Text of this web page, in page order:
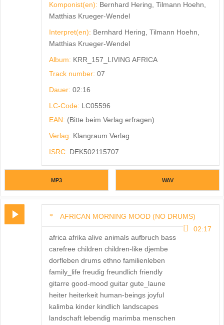
Komponist(en): Bernhard Hering, Tilmann Hoehn,
Matthias Krueger-Wendel
Interpret(en): Bernhard Hering, Tilmann Hoehn,
Matthias Krueger-Wendel
Album: KRR_157_LIVING AFRICA
Track number: 07
Dauer: 02:16
LC-Code: LC05596
EAN: (Bitte beim Verlag erfragen)
Verlag: Klangraum Verlag
ISRC: DEK502115707
MP3 WAV
AFRICAN MORNING MOOD (NO DRUMS)
02:17
africa afrika alive animals aufbruch bass
carefree children children-like djembe
dorfleben drums ethno familienleben
family_life freudig freundlich friendly
gitarre good-mood guitar gute_laune
heiter heiterkeit human-beings joyful
kalimba kinder kindlich landscapes
landschaft lebendig marimba menschen